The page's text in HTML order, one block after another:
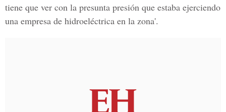
tiene que ver con la presunta presión que estaba ejerciendo
una empresa de hidroeléctrica en la zona'.